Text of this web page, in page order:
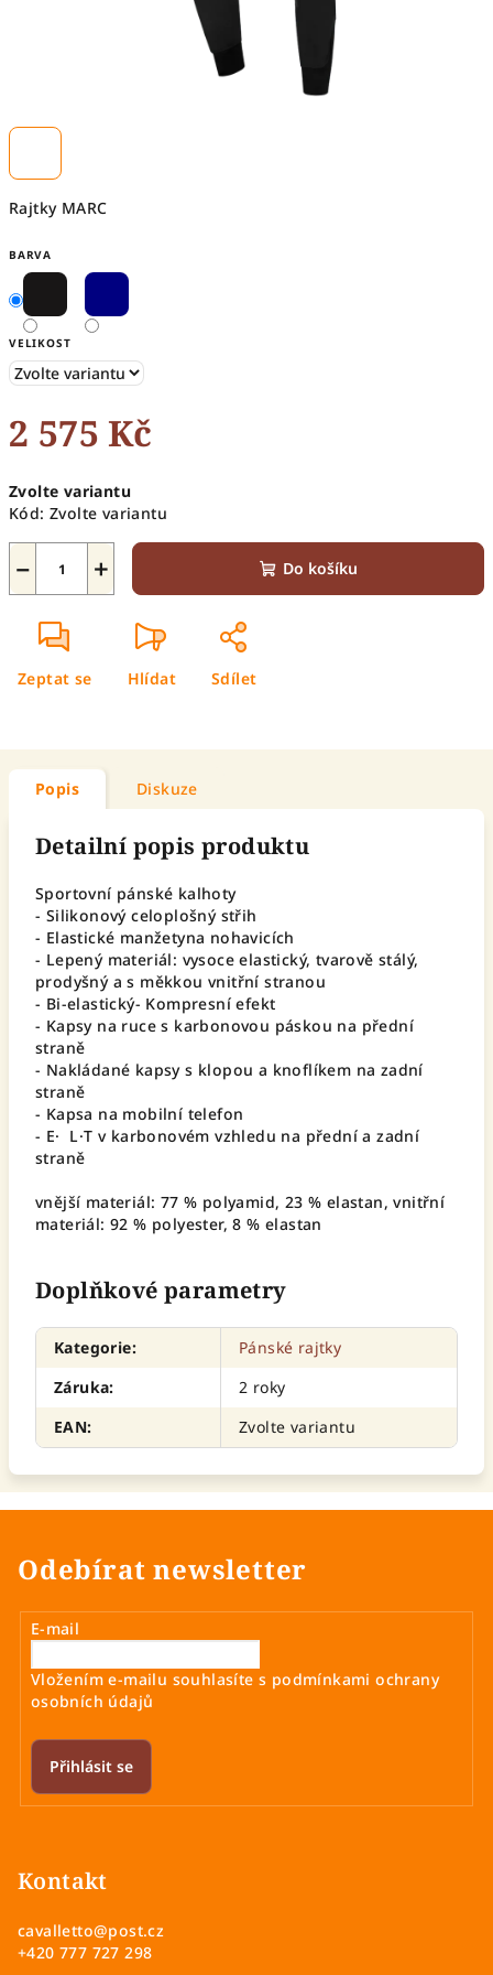
Rajtky MARC
BARVA
VELIKOST
2 575 Kč
cena:
Zvolte variantu
Kód: Zvolte variantu
+
− Do košíku
Zeptat se Hlídat Sdílet
Popis Diskuze
Detailní popis produktu
Sportovní pánské kalhoty
- Silikonový celoplošný střih
- Elastické manžetyna nohavicích
- Lepený materiál: vysoce elastický, tvarově stálý,
prodyšný a s měkkou vnitřní stranou
- Bi-elastický- Kompresní efekt
- Kapsy na ruce s karbonovou páskou na přední
straně
- Nakládané kapsy s klopou a knoflíkem na zadní
straně
- Kapsa na mobilní telefon
- E· L·T v karbonovém vzhledu na přední a zadní
straně
vnější materiál: 77 % polyamid, 23 % elastan, vnitřní
materiál: 92 % polyester, 8 % elastan
Doplňkové parametry
Kategorie:
Pánské rajtky
Záruka:
2 roky
EAN: Zvolte variantu
Odebírat newsletter
E-mail
Vložením e-mailu souhlasíte s podmínkami ochrany
osobních údajů
Přihlásit se
Kontakt
cavalletto@post.cz
+420 777 727 298